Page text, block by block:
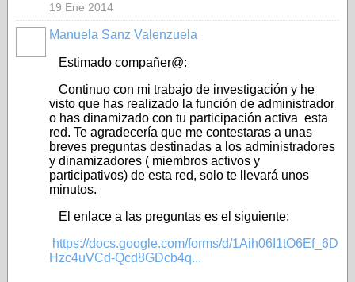
19 Ene 2014
Manuela Sanz Valenzuela
Estimado compañer@:
Continuo con mi trabajo de investigación y he
visto que has realizado la función de administrador
o has dinamizado con tu participación activa esta
red. Te agradecería que me contestaras a unas
breves preguntas destinadas a los administradores
y dinamizadores ( miembros activos y
participativos) de esta red, solo te llevará unos
minutos.
El enlace a las preguntas es el siguiente:
https://docs.google.com/forms/d/1Aih06I1tO6Ef_6D
Hzc4uVCd-Qcd8GDcb4q...